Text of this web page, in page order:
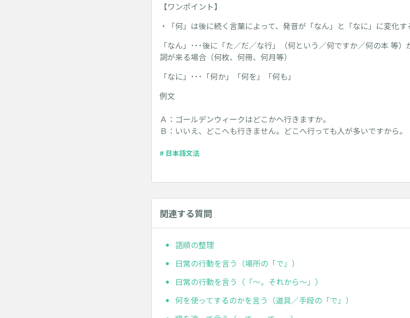
【ワンポイント】
・「何」は後に続く言葉によって、発音が「なん」と「なに」に変化す
「なん」･･･後に「た／だ／な行」（何という／何ですか／何の本 等
詞が来る場合（何枚、何冊、何月等）
「なに」･･･「何か」「何を」「何も」
例文
Ａ：ゴールデンウィークはどこかへ行きますか。
Ｂ：いいえ、どこへも行きません。どこへ行っても人が多いですから。
# 日本語文法
関連する質問
語順の整理
日常の行動を言う（場所の「で」）
日常の行動を言う（「～。それから～」）
何を使ってするのかを言う（道具／手段の「で」）